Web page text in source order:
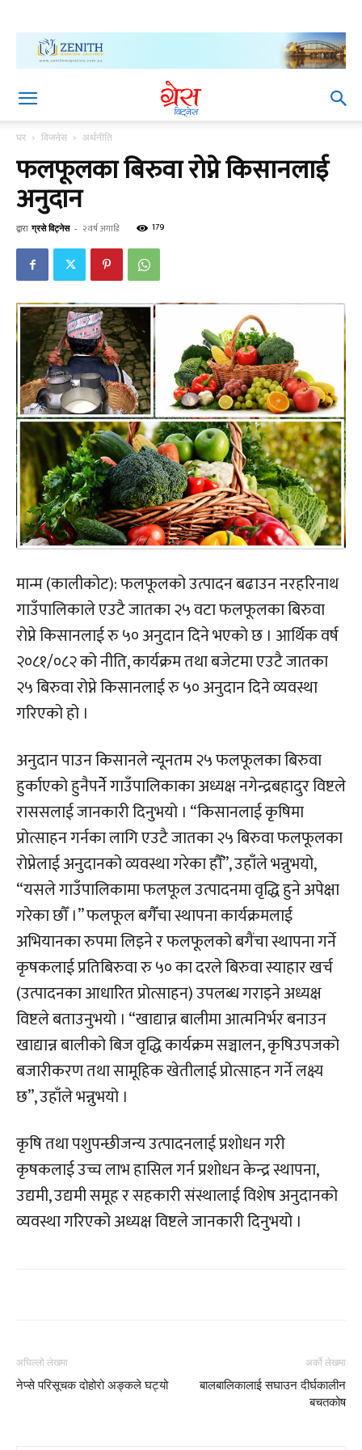
घर विजनेस अर्थनीति
फलफूलका बिरुवा रोप्ने किसानलाई
अनुदान
द्वारा ग्रसे विट्नेस - २ वर्ष अगाडि 179
मान्म (कालीकोट): फलफूलको उत्पादन बढाउन नरहरिनाथ
गाउँपालिकाले एउटै जातका २५ वटा फलफूलका बिरुवा
रोप्ने किसानलाई रु ५० अनुदान दिने भएको छ । आर्थिक वर्ष
२०८१/०८२ को नीति, कार्यक्रम तथा बजेटमा एउटै जातका
२५ बिरुवा रोप्ने किसानलाई रु ५० अनुदान दिने व्यवस्था
गरिएको हो ।
अनुदान पाउन किसानले न्यूनतम २५ फलफूलका बिरुवा
हुर्काएको हुनैपर्नेे गाउँपालिकाका अध्यक्ष नगेन्द्रबहादुर विष्टले
राससलाई जानकारी दिनुभयो । “किसानलाई कृषिमा
प्रोत्साहन गर्नका लागि एउटै जातका २५ बिरुवा फलफूलका
रोप्नेलाई अनुदानको व्यवस्था गरेका हौँ”, उहाँले भन्नुभयो,
“यसले गाउँपालिकामा फलफूल उत्पादनमा वृद्धि हुने अपेक्षा
गरेका छौँ ।” फलफूल बगैँचा स्थापना कार्यक्रमलाई
अभियानका रुपमा लिइने र फलफूलको बगैंचा स्थापना गर्ने
कृषकलाई प्रतिबिरुवा रु ५० का दरले बिरुवा स्याहार खर्च
(उत्पादनका आधारित प्रोत्साहन) उपलब्ध गराइने अध्यक्ष
विष्टले बताउनुभयो । “खाद्यान्न बालीमा आत्मनिर्भर बनाउन
खाद्यान्न बालीको बिज वृद्धि कार्यक्रम सञ्चालन, कृषिउपजको
बजारीकरण तथा सामूहिक खेतीलाई प्रोत्साहन गर्ने लक्ष्य
छ”, उहाँले भन्नुभयो ।
कृषि तथा पशुपन्छीजन्य उत्पादनलाई प्रशोधन गरी
कृषकलाई उच्च लाभ हासिल गर्न प्रशोधन केन्द्र स्थापना,
उद्यमी, उद्यमी समूह र सहकारी संस्थालाई विशेष अनुदानको
व्यवस्था गरिएको अध्यक्ष विष्टले जानकारी दिनुभयो ।
अघिल्लो लेखमा
नेप्से परिसूचक दोहोरो अङ्कले घट्यो
अर्को लेखमा
बालबालिकालाई सघाउन दीर्घकालीन
बचतकोष